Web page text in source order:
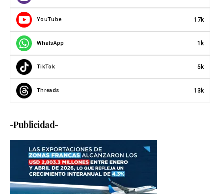
YouTube 17k
WhatsApp 1k
TikTok 5k
Threads 13k
-Publicidad-